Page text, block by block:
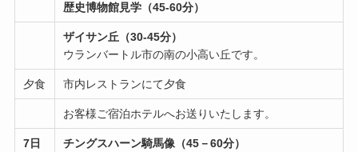
歴史博物館見学（45-60分）
ザイサン丘（30-45分）
ウランバートル市の南の小高い丘です。
夕食 市内レストランにて夕食
お客様ご宿泊ホテルへお送りいたします。
7日
チングスハーン騎馬像（45－60分）